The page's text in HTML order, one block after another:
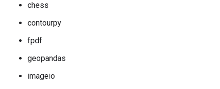
chess
contourpy
fpdf
geopandas
imageio